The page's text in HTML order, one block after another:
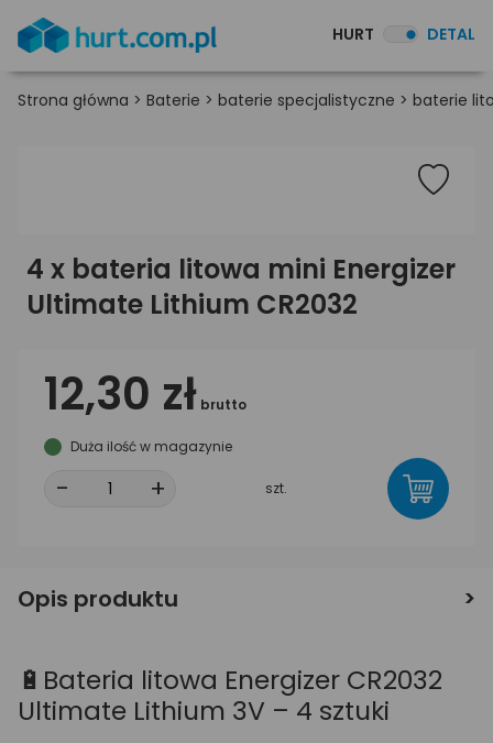
HURT DETAL
Strona główna > Baterie > baterie specjalistyczne > baterie
4 x bateria litowa mini Energizer
Ultimate Lithium CR2032
12,30 zł brutto
Duża ilość w magazynie
- + szt.
Opis produktu
🔋Bateria litowa Energizer CR2032
Ultimate Lithium 3V – 4 sztuki